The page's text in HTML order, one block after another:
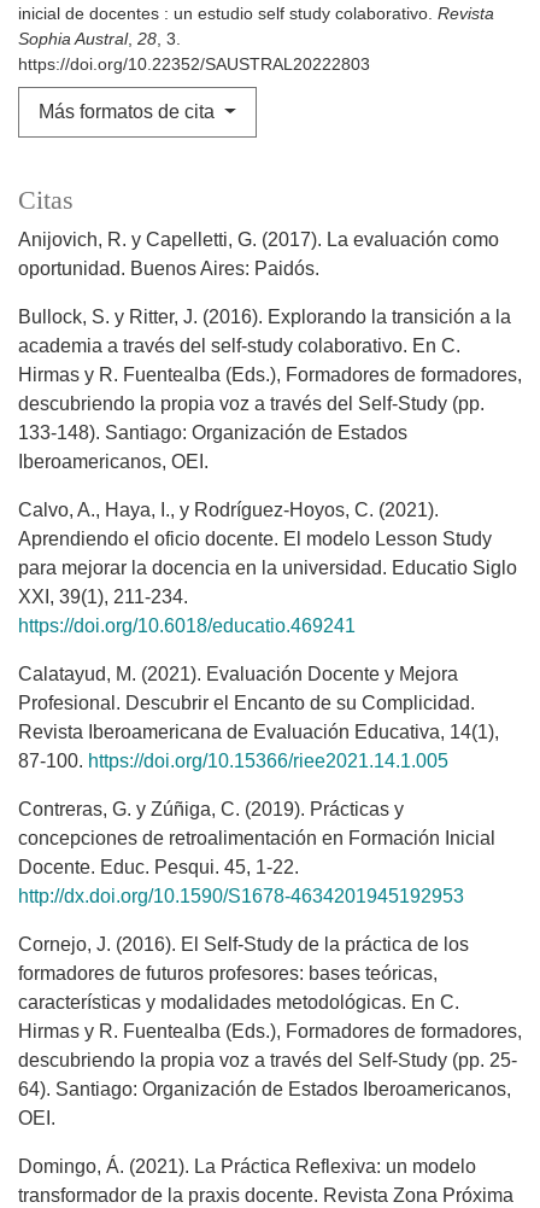
inicial de docentes : un estudio self study colaborativo. Revista
Sophia Austral, 28, 3.
https://doi.org/10.22352/SAUSTRAL20222803
Más formatos de cita
Citas
Anijovich, R. y Capelletti, G. (2017). La evaluación como
oportunidad. Buenos Aires: Paidós.
Bullock, S. y Ritter, J. (2016). Explorando la transición a la
academia a través del self-study colaborativo. En C.
Hirmas y R. Fuentealba (Eds.), Formadores de formadores,
descubriendo la propia voz a través del Self-Study (pp.
133-148). Santiago: Organización de Estados
Iberoamericanos, OEI.
Calvo, A., Haya, I., y Rodríguez-Hoyos, C. (2021).
Aprendiendo el oficio docente. El modelo Lesson Study
para mejorar la docencia en la universidad. Educatio Siglo
XXI, 39(1), 211-234.
https://doi.org/10.6018/educatio.469241
Calatayud, M. (2021). Evaluación Docente y Mejora
Profesional. Descubrir el Encanto de su Complicidad.
Revista Iberoamericana de Evaluación Educativa, 14(1),
87-100. https://doi.org/10.15366/riee2021.14.1.005
Contreras, G. y Zúñiga, C. (2019). Prácticas y
concepciones de retroalimentación en Formación Inicial
Docente. Educ. Pesqui. 45, 1-22.
http://dx.doi.org/10.1590/S1678-4634201945192953
Cornejo, J. (2016). El Self-Study de la práctica de los
formadores de futuros profesores: bases teóricas,
características y modalidades metodológicas. En C.
Hirmas y R. Fuentealba (Eds.), Formadores de formadores,
descubriendo la propia voz a través del Self-Study (pp. 25-
64). Santiago: Organización de Estados Iberoamericanos,
OEI.
Domingo, Á. (2021). La Práctica Reflexiva: un modelo
transformador de la praxis docente. Revista Zona Próxima